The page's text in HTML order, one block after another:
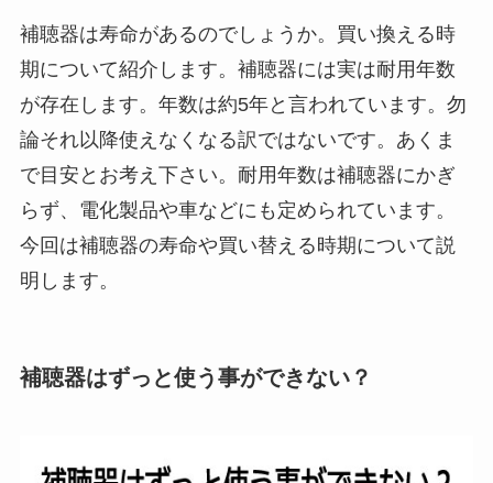
補聴器は寿命があるのでしょうか。買い換える時
期について紹介します。補聴器には実は耐用年数
が存在します。年数は約5年と言われています。勿
論それ以降使えなくなる訳ではないです。あくま
で目安とお考え下さい。耐用年数は補聴器にかぎ
らず、電化製品や車などにも定められています。
今回は補聴器の寿命や買い替える時期について説
明します。
補聴器はずっと使う事ができない？